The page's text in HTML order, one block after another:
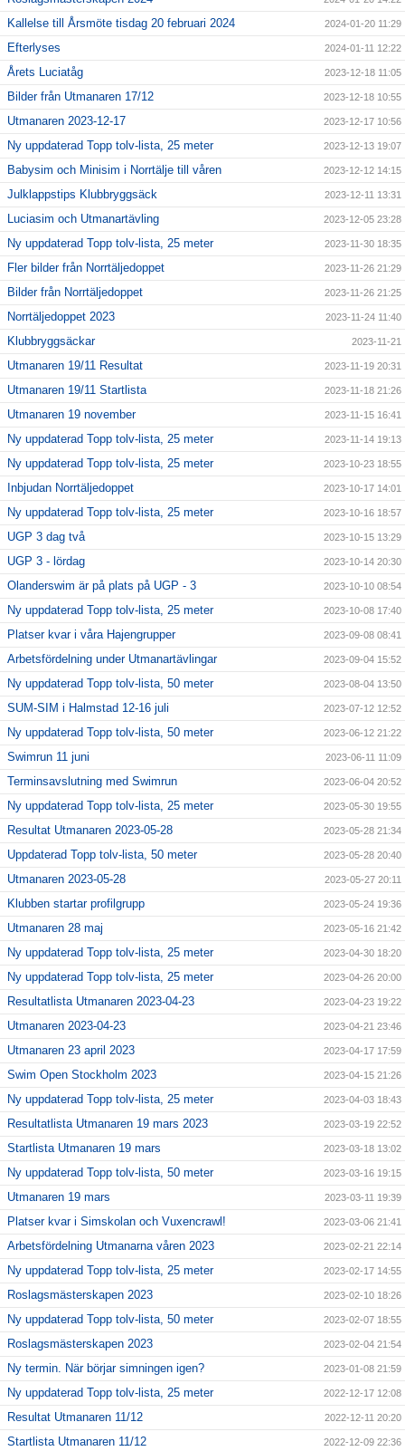
Kallelse till Årsmöte tisdag 20 februari 2024 2024-01-20 11:29
Efterlyses 2024-01-11 12:22
Årets Luciatåg 2023-12-18 11:05
Bilder från Utmanaren 17/12 2023-12-18 10:55
Utmanaren 2023-12-17 2023-12-17 10:56
Ny uppdaterad Topp tolv-lista, 25 meter 2023-12-13 19:07
Babysim och Minisim i Norrtälje till våren 2023-12-12 14:15
Julklappstips Klubbryggsäck 2023-12-11 13:31
Luciasim och Utmanartävling 2023-12-05 23:28
Ny uppdaterad Topp tolv-lista, 25 meter 2023-11-30 18:35
Fler bilder från Norrtäljedoppet 2023-11-26 21:29
Bilder från Norrtäljedoppet 2023-11-26 21:25
Norrtäljedoppet 2023 2023-11-24 11:40
Klubbryggsäckar 2023-11-21
Utmanaren 19/11 Resultat 2023-11-19 20:31
Utmanaren 19/11 Startlista 2023-11-18 21:26
Utmanaren 19 november 2023-11-15 16:41
Ny uppdaterad Topp tolv-lista, 25 meter 2023-11-14 19:13
Ny uppdaterad Topp tolv-lista, 25 meter 2023-10-23 18:55
Inbjudan Norrtäljedoppet 2023-10-17 14:01
Ny uppdaterad Topp tolv-lista, 25 meter 2023-10-16 18:57
UGP 3 dag två 2023-10-15 13:29
UGP 3 - lördag 2023-10-14 20:30
Olanderswim är på plats på UGP - 3 2023-10-10 08:54
Ny uppdaterad Topp tolv-lista, 25 meter 2023-10-08 17:40
Platser kvar i våra Hajengrupper 2023-09-08 08:41
Arbetsfördelning under Utmanartävlingar 2023-09-04 15:52
Ny uppdaterad Topp tolv-lista, 50 meter 2023-08-04 13:50
SUM-SIM i Halmstad 12-16 juli 2023-07-12 12:52
Ny uppdaterad Topp tolv-lista, 50 meter 2023-06-12 21:22
Swimrun 11 juni 2023-06-11 11:09
Terminsavslutning med Swimrun 2023-06-04 20:52
Ny uppdaterad Topp tolv-lista, 25 meter 2023-05-30 19:55
Resultat Utmanaren 2023-05-28 2023-05-28 21:34
Uppdaterad Topp tolv-lista, 50 meter 2023-05-28 20:40
Utmanaren 2023-05-28 2023-05-27 20:11
Klubben startar profilgrupp 2023-05-24 19:36
Utmanaren 28 maj 2023-05-16 21:42
Ny uppdaterad Topp tolv-lista, 25 meter 2023-04-30 18:20
Ny uppdaterad Topp tolv-lista, 25 meter 2023-04-26 20:00
Resultatlista Utmanaren 2023-04-23 2023-04-23 19:22
Utmanaren 2023-04-23 2023-04-21 23:46
Utmanaren 23 april 2023 2023-04-17 17:59
Swim Open Stockholm 2023 2023-04-15 21:26
Ny uppdaterad Topp tolv-lista, 25 meter 2023-04-03 18:43
Resultatlista Utmanaren 19 mars 2023 2023-03-19 22:52
Startlista Utmanaren 19 mars 2023-03-18 13:02
Ny uppdaterad Topp tolv-lista, 50 meter 2023-03-16 19:15
Utmanaren 19 mars 2023-03-11 19:39
Platser kvar i Simskolan och Vuxencrawl! 2023-03-06 21:41
Arbetsfördelning Utmanarna våren 2023 2023-02-21 22:14
Ny uppdaterad Topp tolv-lista, 25 meter 2023-02-17 14:55
Roslagsmästerskapen 2023 2023-02-10 18:26
Ny uppdaterad Topp tolv-lista, 50 meter 2023-02-07 18:55
Roslagsmästerskapen 2023 2023-02-04 21:54
Ny termin. När börjar simningen igen? 2023-01-08 21:59
Ny uppdaterad Topp tolv-lista, 25 meter 2022-12-17 12:08
Resultat Utmanaren 11/12 2022-12-11 20:20
Startlista Utmanaren 11/12 2022-12-09 22:36